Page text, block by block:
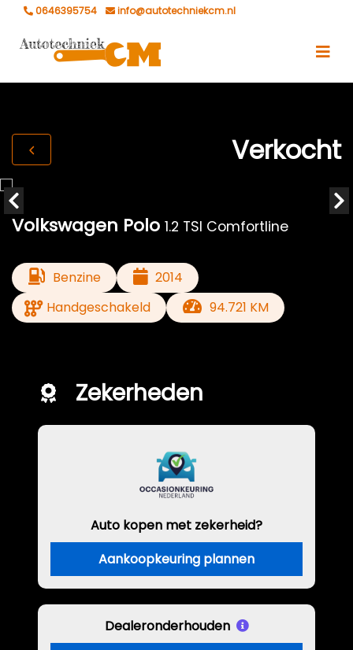
0646395754 info@autotechniekcm.nl
Verkocht
Volkswagen Polo 1.2 TSI Comfortline
Benzine
2014
Handgeschakeld
94.721 KM
Zekerheden
Auto kopen met zekerheid?
Aankoopkeuring plannen
Dealeronderhouden